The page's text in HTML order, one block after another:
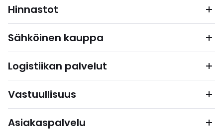
Hinnastot
Sähköinen kauppa
Logistiikan palvelut
Vastuullisuus
Asiakaspalvelu